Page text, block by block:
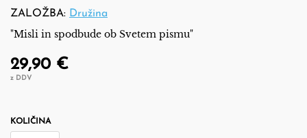
ZALOŽBA: Družina
"Misli in spodbude ob Svetem pismu"
29,90 €
z DDV
KOLIČINA